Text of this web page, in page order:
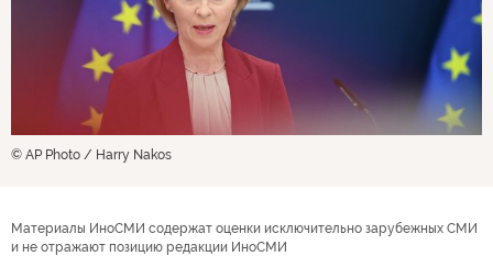
© AP Photo / Harry Nakos
Материалы ИноСМИ содержат оценки исключительно зарубежных СМИ
и не отражают позицию редакции ИноСМИ